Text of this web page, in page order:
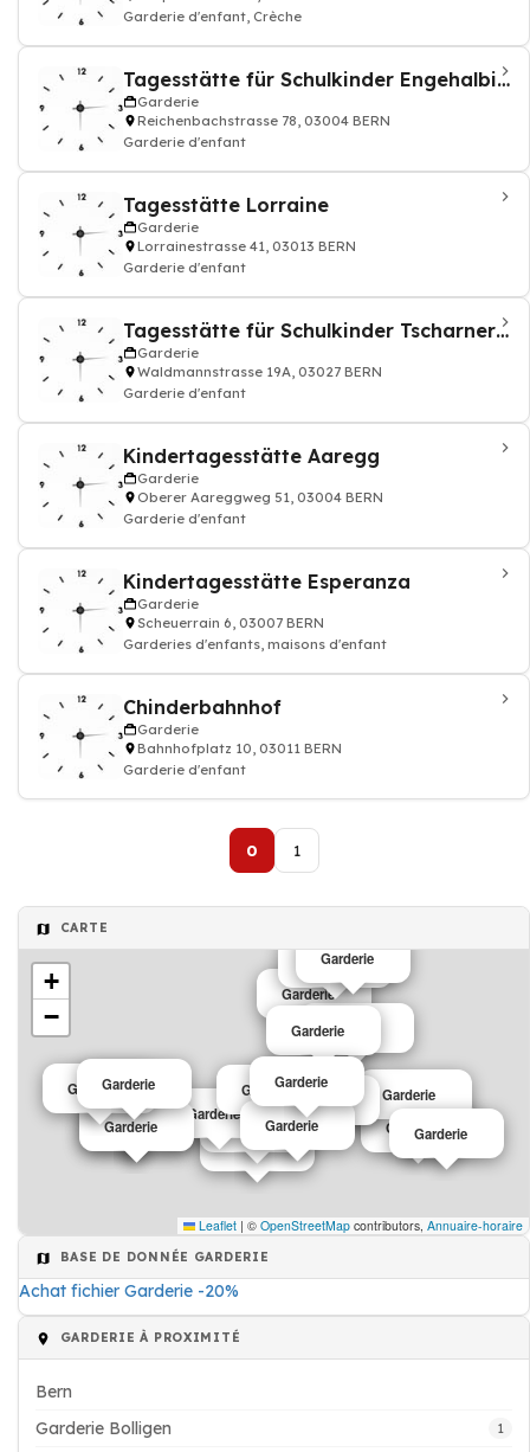
Garderie d'enfant, Crèche
Tagesstätte für Schulkinder Engehalbinsel
Garderie
Reichenbachstrasse 78, 03004 BERN
Garderie d'enfant
Tagesstätte Lorraine
Garderie
Lorrainestrasse 41, 03013 BERN
Garderie d'enfant
Tagesstätte für Schulkinder Tscharnergut
Garderie
Waldmannstrasse 19A, 03027 BERN
Garderie d'enfant
Kindertagesstätte Aaregg
Garderie
Oberer Aareggweg 51, 03004 BERN
Garderie d'enfant
Kindertagesstätte Esperanza
Garderie
Scheuerrain 6, 03007 BERN
Garderies d'enfants, maisons d'enfant
Chinderbahnhof
Garderie
Bahnhofplatz 10, 03011 BERN
Garderie d'enfant
0 1
CARTE
Garderie
Garderie
Garderie
Garderie
Garderie
Garderie
Garderie
Garderie
Garderie
Garderie
Garderie
Garderie
Garderie
Garderie
Garderie
Garderie
Garderie
Garderie
+
−
Leaflet | © OpenStreetMap contributors, Annuaire-horaire
BASE DE DONNÉE GARDERIE
Achat fichier Garderie -20%
GARDERIE À PROXIMITÉ
Bern
Garderie Bolligen
1